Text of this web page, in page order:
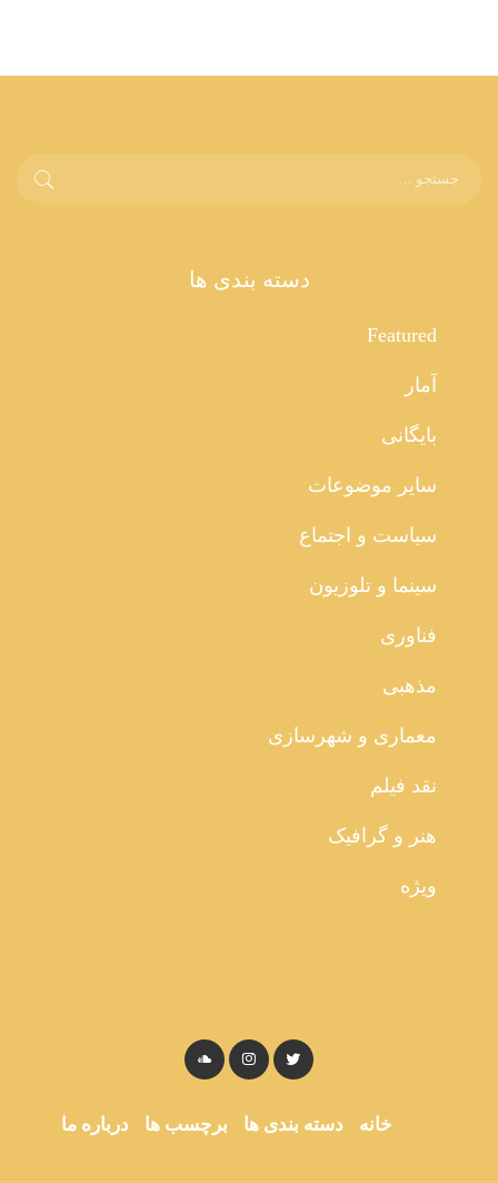
دسته بندی ها
Featured
آمار
بایگانی
سایر موضوعات
سیاست و اجتماع
سینما و تلوزیون
فناوری
مذهبی
معماری و شهرسازی
نقد فیلم
هنر و گرافیک
ویژه
خانه دسته بندی ها برچسب ها درباره ما